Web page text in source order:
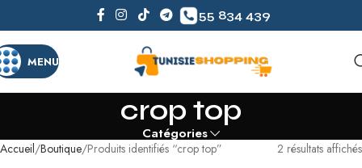
55 834 439
MENU
crop top
Catégories
Accueil Boutique Produits identifiés “crop top” 2 résultats affichés